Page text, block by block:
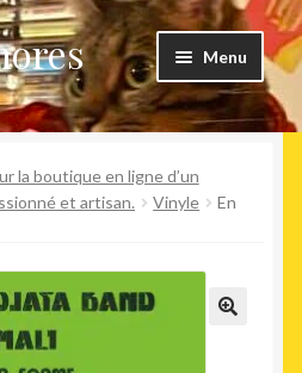
Menu
le
la boutique en ligne d’un
et artisan.
Vinyle
En